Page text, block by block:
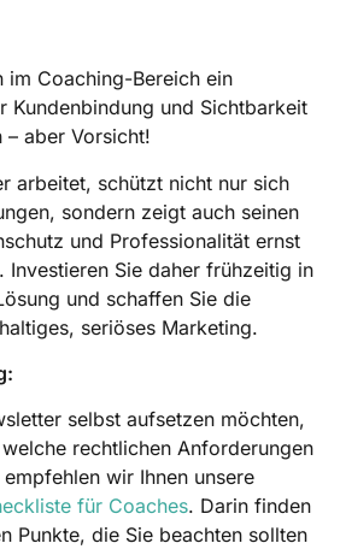
im Coaching-Bereich ein
Kundenbindung und Sichtbarkeit
– aber Vorsicht!
arbeitet, schützt nicht nur sich
sondern zeigt auch seinen
und Professionalität ernst
Investieren Sie daher frühzeitig in
und schaffen Sie die
seriöses Marketing.
selbst aufsetzen möchten,
rechtlichen Anforderungen
wir Ihnen unsere
für Coaches. Darin finden
Punkte, die Sie beachten sollten